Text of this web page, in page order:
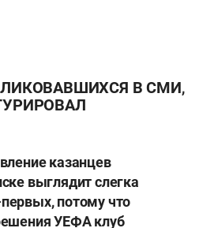
В СМИ,
казанцев
выглядит слегка
потому что
УЕФА клуб